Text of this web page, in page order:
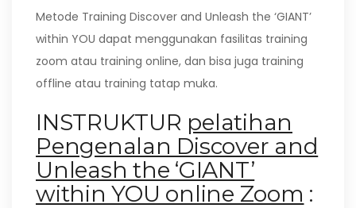
Metode Training Discover and Unleash the ‘GIANT’
within YOU dapat menggunakan fasilitas training
zoom atau training online, dan bisa juga training
offline atau training tatap muka.
INSTRUKTUR pelatihan
Pengenalan Discover and
Unleash the ‘GIANT’
within YOU online Zoom :